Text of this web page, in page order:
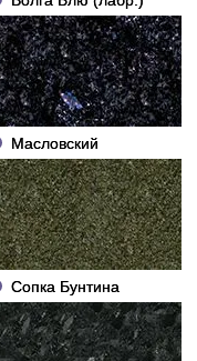
Масловский
Сопка Бунтина